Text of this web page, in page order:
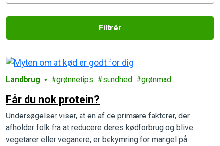
Filtrér
Filtered results
Landbrug grønnetips sundhed grønmad
Får du nok protein?
Undersøgelser viser, at en af de primære faktorer, der
afholder folk fra at reducere deres kødforbrug og blive
vegetarer eller veganere, er bekymring for mangel på